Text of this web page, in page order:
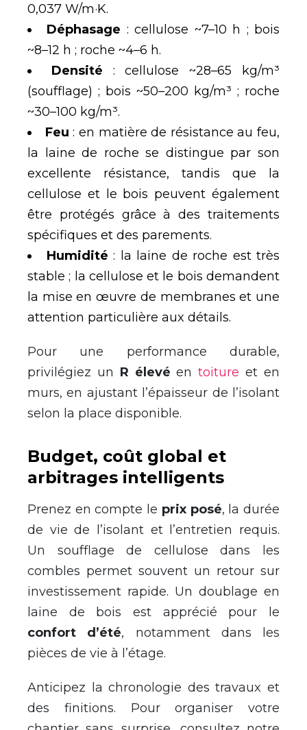
0,037 W/m·K.
Déphasage : cellulose ~7–10 h ; bois
~8–12 h ; roche ~4–6 h.
Densité : cellulose~28–65 kg/m³
(soufflage) ; bois ~50–200 kg/m³ ; roche
~30–100 kg/m³.
Feu : en matière de résistance au feu,
la laine de roche se distingue par son
excellente résistance, tandis que la
cellulose et le bois peuvent également
être protégés grâce à des traitements
spécifiques et des parements.
Humidité : la laine de roche est très
stable ; la cellulose et le bois demandent
la mise en œuvre de membranes et une
attention particulière aux détails.
Pour une performance durable,
privilégiez un R élevé entoiture et en
murs, en ajustant l’épaisseur de l’isolant
selon la place disponible.
Budget, coût global et
arbitrages intelligents
Prenez en compte le prix posé, la durée
de vie de l’isolant et l’entretien requis.
Un soufflage de cellulose dans les
combles permet souvent un retour sur
investissement rapide. Un doublage en
laine de bois est apprécié pour le
confort d’été, notamment dans les
pièces de vie à l’étage.
Anticipez la chronologie des travaux et
des finitions. Pour organiser votre